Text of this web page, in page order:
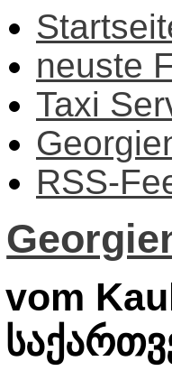
neuste
Taxi
RSS-
vom